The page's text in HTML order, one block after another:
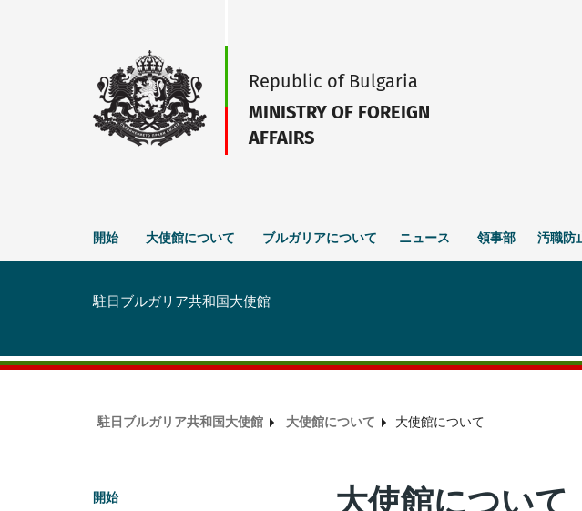
Republic of Bulgaria
MINISTRY OF FOREIGN
AFFAIRS
開始 大使館について ブルガリアについて ニュース 領事部 汚職防
駐日ブルガリア共和国大使館
駐日ブルガリア共和国大使館 大使館について 大使館について
開始
大使館について